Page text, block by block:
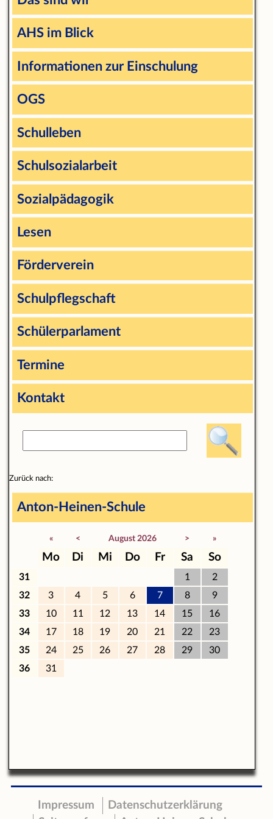
AHS im Blick
Informationen zur Einschulung
OGS
Schulleben
Schulsozialarbeit
Sozialpädagogik
Lesen
Förderverein
Schulpflegschaft
Schülerparlament
Termine
Kontakt
Zurück nach:
Anton-Heinen-Schule
Impressum
Datenschutzerklärung